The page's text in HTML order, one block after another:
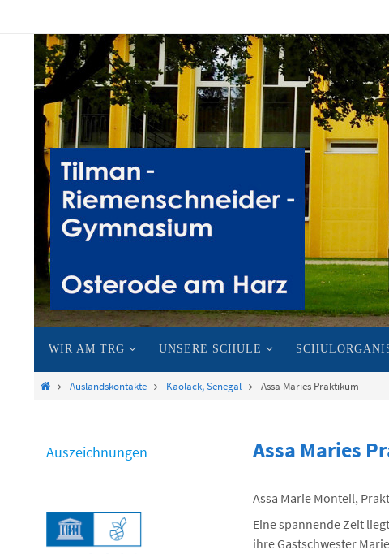
springen
Inhalt
WIR AM TRG UNSERE SCHULE
StartAuslandskontakte Kaolack, Senegal Assa Maries Praktikum
Assa Maries
Assa Marie Monteil,
Eine spannende Zeit
ihre Gastschwester
Auszeichnungen